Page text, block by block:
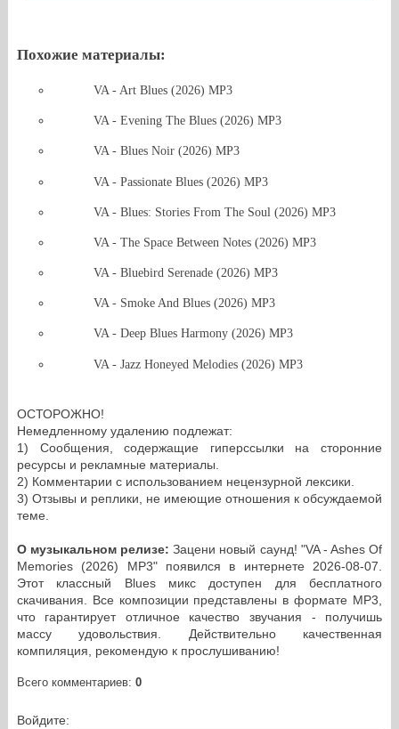
Похожие материалы:
VA - Art Blues (2026) MP3
VA - Evening The Blues (2026) MP3
VA - Blues Noir (2026) MP3
VA - Passionate Blues (2026) MP3
VA - Blues: Stories From The Soul (2026) MP3
VA - The Space Between Notes (2026) MP3
VA - Bluebird Serenade (2026) MP3
VA - Smoke And Blues (2026) MP3
VA - Deep Blues Harmony (2026) MP3
VA - Jazz Honeyed Melodies (2026) MP3
ОСТОРОЖНО!
Немедленному удалению подлежат:
1) Сообщения, содержащие гиперссылки на сторонние
ресурсы и рекламные материалы.
2) Комментарии с использованием нецензурной лексики.
3) Отзывы и реплики, не имеющие отношения к обсуждаемой
теме.
О музыкальном релизе: Зацени новый саунд! "VA - Ashes Of
Memories (2026) MP3" появился в интернете 2026-08-07.
Этот классный Blues микс доступен для бесплатного
скачивания. Все композиции представлены в формате MP3,
что гарантирует отличное качество звучания - получишь
массу удовольствия. Действительно качественная
компиляция, рекомендую к прослушиванию!
Всего комментариев: 0
Войдите: